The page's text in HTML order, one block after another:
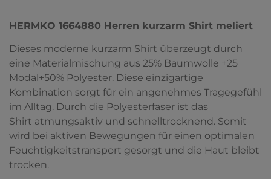
HERMKO 1664880 Herren kurzarm Shirt meliert
Dieses moderne kurzarm Shirt überzeugt durch
eine Materialmischung aus 25% Baumwolle +25
Modal+50% Polyester. Diese einzigartige
Kombination sorgt für ein angenehmes Tragegefühl
im Alltag. Durch die Polyesterfaser ist das
Shirt atmungsaktiv und schnelltrocknend. Somit
wird bei aktiven Bewegungen für einen optimalen
Feuchtigkeitstransport gesorgt und die Haut bleibt
trocken.